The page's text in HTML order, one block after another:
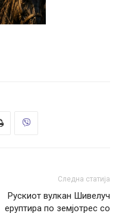
Следна статија
Рускиот вулкан Шивелуч
еруптира по земјотрес со